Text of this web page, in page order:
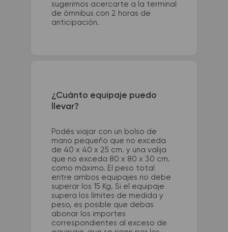
sugerimos acercarte a la terminal
de ómnibus con 2 horas de
anticipación.
¿Cuánto equipaje puedo
llevar?
Podés viajar con un bolso de
mano pequeño que no exceda
de 40 x 40 x 25 cm. y una valija
que no exceda 80 x 80 x 30 cm.
como máximo. El peso total
entre ambos equipajes no debe
superar los 15 Kg. Si el equipaje
supera los límites de medida y
peso, es posible que debas
abonar los importes
correspondientes al exceso de